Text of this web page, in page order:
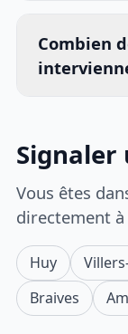
Combien
Signaler
Vous êtes
directement
Huy
Braives